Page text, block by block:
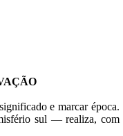
e marcar época.
sul — realiza, com